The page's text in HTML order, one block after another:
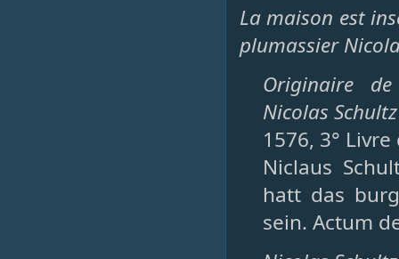
La maison est
plumassier
Originaire
Nicolas
1576, 3°
Niclaus
hatt das
sein. Actum